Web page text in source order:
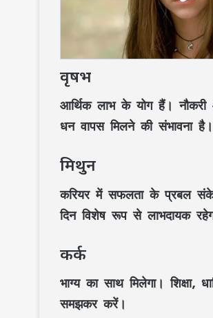
वृषभ
आर्थिक लाभ के योग हैं।
धन वापस मिलने की संभावना है।
मिथुन
करियर में सफलता के प्रबल
दिन विशेष रूप से लाभदायक
कर्क
भाग्य का साथ मिलेगा।
समझकर करें।